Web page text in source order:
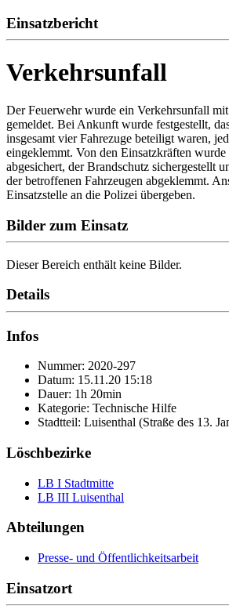
Einsatzbericht
Verkehrsunfall
Der Feuerwehr wurde ein Verkehrsunfall
gemeldet. Bei Ankunft wurde festgestellt,
insgesamt vier Fahrezuge beteiligt waren,
eingeklemmt. Von den Einsatzkräften wurde
abgesichert, der Brandschutz sichergestellt
der betroffenen Fahrzeugen abgeklemmt.
Einsatzstelle an die Polizei übergeben.
Bilder zum Einsatz
Dieser Bereich enthält keine Bilder.
Details
Infos
Nummer: 2020-297
Datum: 15.11.20 15:18
Dauer: 1h 20min
Kategorie: Technische Hilfe
Stadtteil: Luisenthal (Straße des 13.
Löschbezirke
LB I Stadtmitte
LB III Luisenthal
Abteilungen
Presse- und Öffentlichkeitsarbeit
Einsatzort